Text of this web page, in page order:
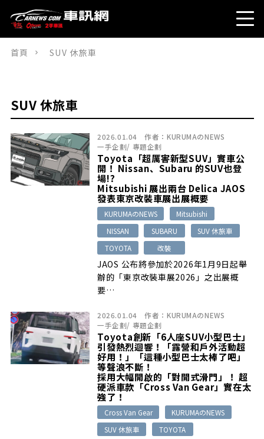
首頁 SUV 休旅車
SUV 休旅車
2026.01.04 作者： KURUMAのNEWS
一手企劃/ 專題企劃
Toyota「超厲害新型SUV」實車公
開！ Nissan、Subaru 的SUV也登
場!?
Mitsubishi 展出兩台 Delica JAOS
發表東京改裝車展出展概要
KURUMAのNEWS
Mitsubishi
NISSAN
SUBARU
SUV 休旅車
TOYOTA
改裝
JAOS 公布將參加於2026年1月9日起舉
辦的「東京改裝車展2026」之出展概
要…
2026.01.04 作者： KURUMAのNEWS
一手企劃/ 專題企劃
Toyota創新「6人座SUV小型巴士」
引發熱烈迴響！「露營和戶外活動超
好用！」「這種小型巴士太棒了吧」
等聲浪不斷！
採用大幅開啟的「對開式滑門」！ 超
硬派車款「Cross Van Gear」實在太
強了！
Cross Van Gear
KURUMAのNEWS
SUV 休旅車
TOYOTA